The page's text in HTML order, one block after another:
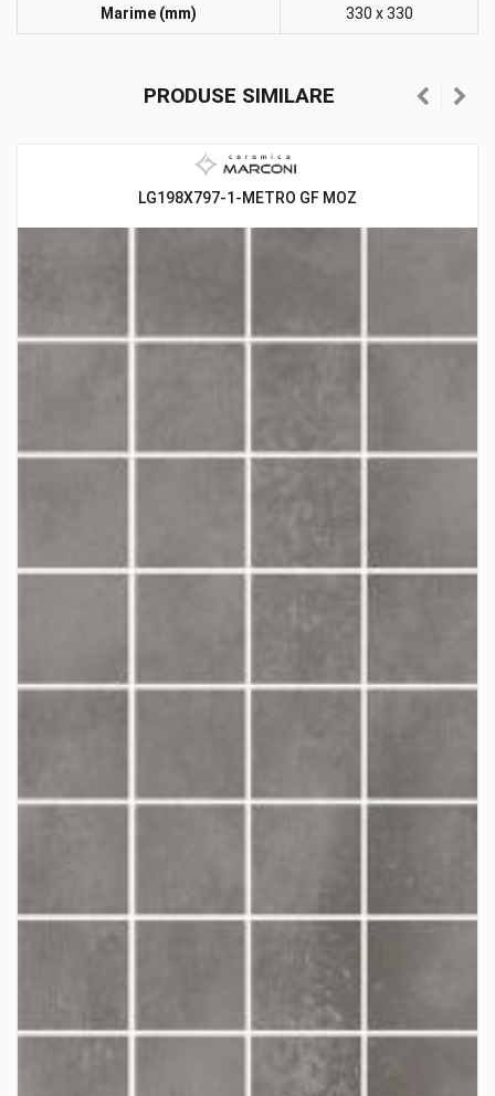
Marime (mm) 330 x 330
PRODUSE SIMILARE
LG198X797-1-METRO GF MOZ